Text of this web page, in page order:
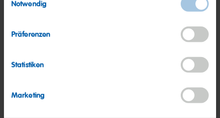
Notwendig
Präferenzen
Statistiken
Marketing